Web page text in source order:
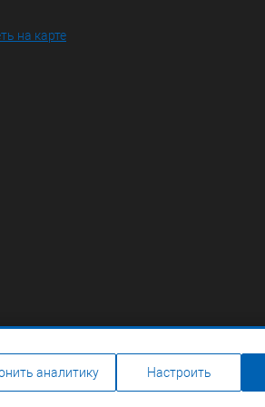
на карте
аналитику Настроить